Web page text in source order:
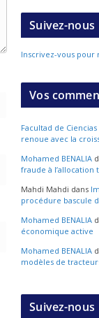
Suivez-nous
Inscrivez-vous pour
Vos
Facultad de
renoue avec la
Mohamed BENALIA
fraude à
Mahdi Mahdi dans
procédure bascule
Mohamed BENALIA
économique active
Mohamed BENALIA
modèles de
Suivez-nous